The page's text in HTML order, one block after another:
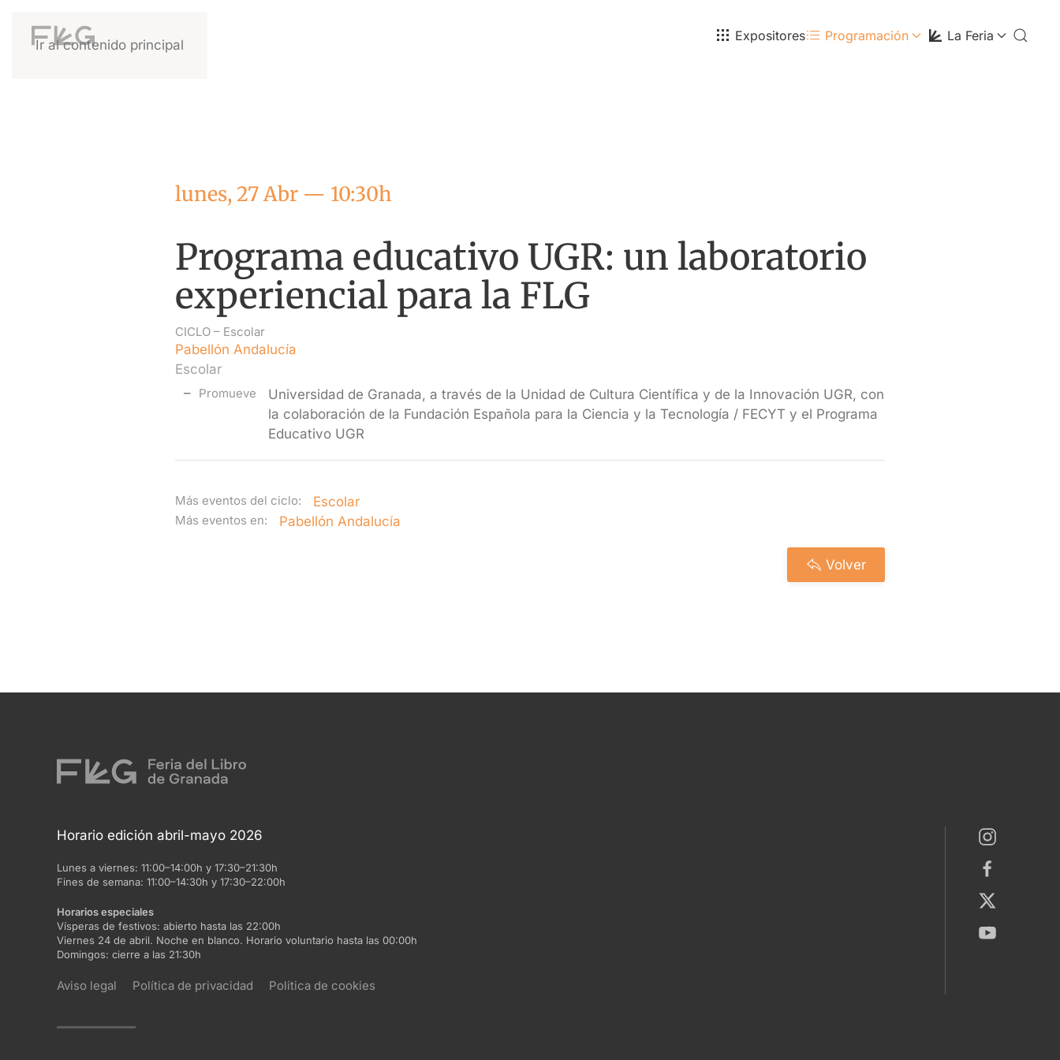
Ir al contenido principal
Expositores Programación La Feria
lunes, 27 Abr — 10:30h
Programa educativo UGR: un laboratorio
experiencial para la FLG
CICLO – Escolar
Pabellón Andalucía
Escolar
Promueve
Universidad de Granada, a través de la Unidad de Cultura Científica y de la Innovación UGR, con
la colaboración de la Fundación Española para la Ciencia y la Tecnología / FECYT y el Programa
Educativo UGR
Más eventos del ciclo: Escolar
Más eventos en: Pabellón Andalucía
Volver
Horario edición abril-mayo 2026
Lunes a viernes: 11:00–14:00h y 17:30–21:30h
Fines de semana: 11:00–14:30h y 17:30–22:00h
Horarios especiales
Vísperas de festivos: abierto hasta las 22:00h
Viernes 24 de abril. Noche en blanco. Horario voluntario hasta las 00:00h
Domingos: cierre a las 21:30h
Aviso legal Política de privacidad Política de cookies